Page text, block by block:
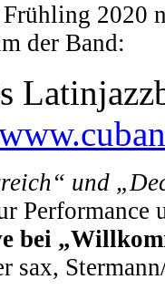
2020
der Band:
und
bei
sax,